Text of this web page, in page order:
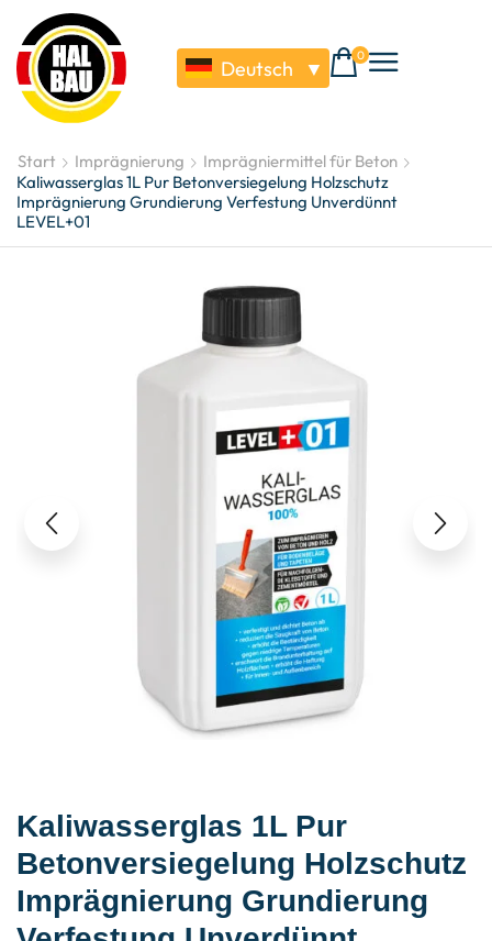
Deutsch ▼
0
Start Imprägnierung
Imprägniermittel für Beton
Kaliwasserglas 1L Pur Betonversiegelung Holzschutz
Imprägnierung Grundierung Verfestung Unverdünnt
LEVEL+01
Kaliwasserglas 1L Pur
Betonversiegelung Holzschutz
Imprägnierung Grundierung